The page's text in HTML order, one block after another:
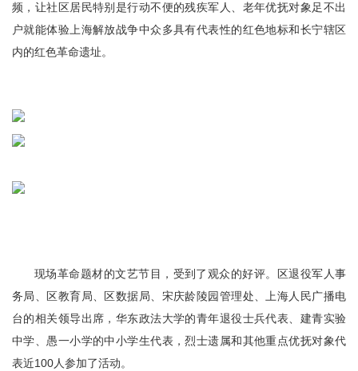
频，让社区居民特别是行动不便的残疾军人、老年优抚对象足不出
户就能体验上海解放战争中众多具有代表性的红色地标和长宁辖区
内的红色革命遗址。
现场革命题材的文艺节目，受到了观众的好评。区退役军人事
务局、区教育局、区数据局、宋庆龄陵园管理处、上海人民广播电
台的相关领导出席，华东政法大学的青年退役士兵代表、建青实验
中学、愚一小学的中小学生代表，烈士遗属和其他重点优抚对象代
表近100人参加了活动。